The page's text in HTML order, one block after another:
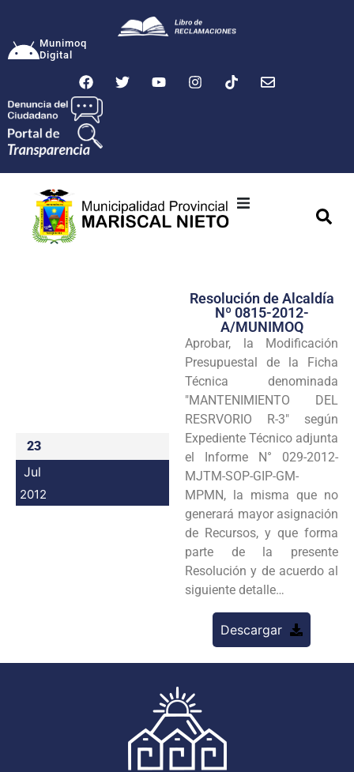
Munimoq
Digital
Transparencia
Seguridad
Programas
Intranet
23
Jul
2012
Resolución de Alcaldía
Nº 0815-2012-
A/MUNIMOQ
Aprobar, la Modificación
Presupuestal de la Ficha
Técnica denominada
"MANTENIMIENTO DEL
RESRVORIO R-3" según
Expediente Técnico adjunta
el Informe N° 029-2012-
MJTM-SOP-GIP-GM-
MPMN, la misma que no
generará mayor asignación
de Recursos, y que forma
parte de la presente
Resolución y de acuerdo al
siguiente detalle…
Descargar